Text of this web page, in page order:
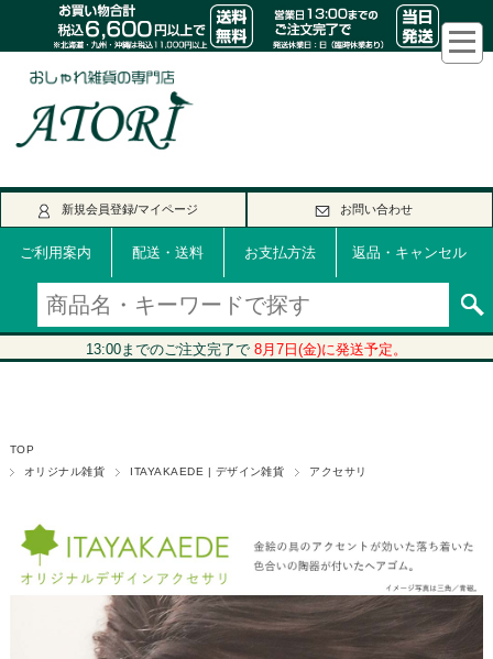
新規会員登録/マイページ お問い合わせ
ご利用案内 配送・送料 お支払方法 返品・キャンセル
TOP
オリジナル雑貨
ITAYAKAEDE | デザイン雑貨 アクセサリ